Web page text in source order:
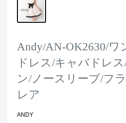
Andy/AN-OK2630/ワ
ドレス/キャバドレ
ン/ノースリーブ/フ
レア
ANDY